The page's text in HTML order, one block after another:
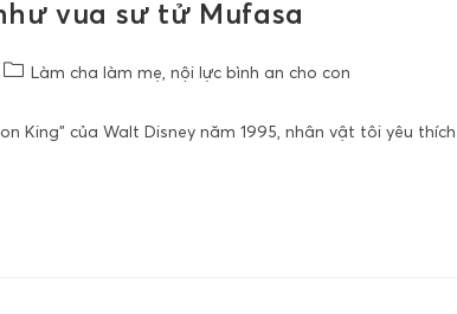
vua sư tử Mufasa
Làm cha làm mẹ, nội lực bình an cho con
King” của Walt Disney năm 1995, nhân vật tôi yêu